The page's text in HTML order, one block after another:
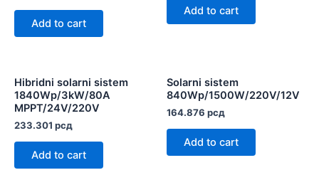
Add to cart
Add to cart
Hibridni solarni sistem
1840Wp/3kW/80A
MPPT/24V/220V
233.301 рсд
Add to cart
Solarni sistem
840Wp/1500W/220V/12V
164.876 рсд
Add to cart